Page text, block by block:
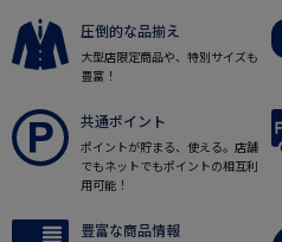
圧倒的な品揃え
大型店限定商品や、特別サイズも
豊富！
共通ポイント
ポイントが貯まる、使える。店舗
でもネットでもポイントの相互利
用可能！
豊富な商品情報